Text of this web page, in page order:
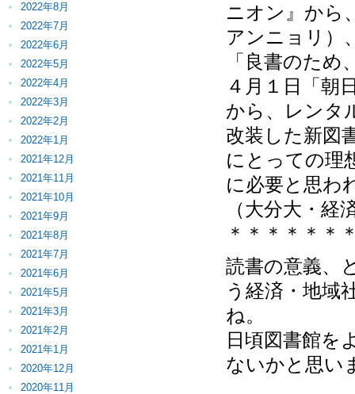
2022年8月
2022年7月
2022年6月
2022年5月
2022年4月
2022年3月
2022年2月
2022年1月
2021年12月
2021年11月
2021年10月
2021年9月
2021年8月
2021年7月
2021年6月
2021年5月
2021年3月
2021年2月
2021年1月
2020年12月
2020年11月
ニオン』から
アンニョリ）
「良書のた
４月１日「朝
から、レンタ
改装した新図
にとっての理
に必要と思わ
（大分大・経
＊＊＊＊＊＊
読書の意義、
う経済・地域
ね。
日頃図書館を
ないかと思い